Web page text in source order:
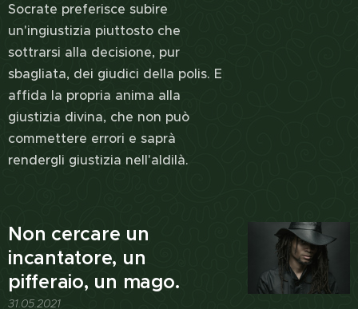
Socrate preferisce subire
un'ingiustizia piuttosto che
sottrarsi alla decisione, pur
sbagliata, dei giudici della polis. E
affida la propria anima alla
giustizia divina, che non può
commettere errori e saprà
rendergli giustizia nell'aldilà.
Non cercare un
incantatore, un
pifferaio, un mago.
31.05.2021